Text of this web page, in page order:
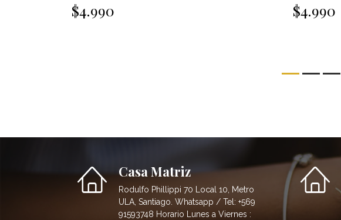
$4.990 $4.990
Casa Matriz
Rodulfo Phillippi 70 Local 10, Metro
ULA, Santiago. Whatsapp / Tel: +569
91593748 Horario Lunes a Viernes :